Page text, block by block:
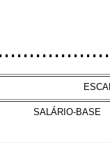
SALÁRIO-BASE